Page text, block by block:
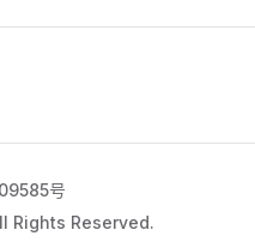
号
Rights Reserved.